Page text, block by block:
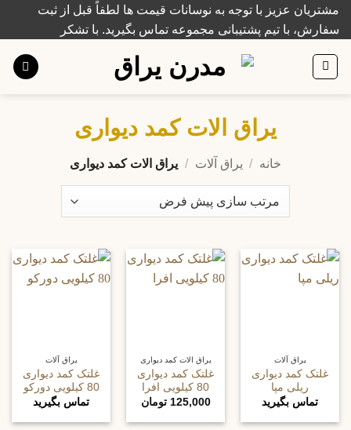
Skipمشتریان عزیز با توجه به نوسانات قیمت ها لطفاً قبل از ثبت
سفارش، با تیم پشتیبانی مجموعه تماس بگیرید. با تشکر
یراق الات کمد دیواری
خانه / یراق آلات / یراق الات کمد دیواری
یراق آلات
غلتک کمد دیواری
ریلی مپا
تماس بگیرید
یراق الات کمد دیواری
غلتک کمد دیواری
80 کیلویی افرا
125,000 تومان
یراق آلات
غلتک کمد دیواری
80 کیلویی دورکو
تماس بگیرید